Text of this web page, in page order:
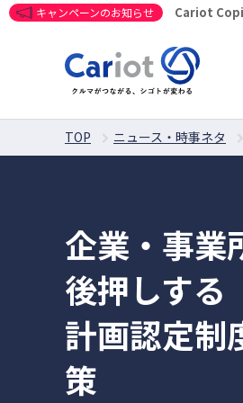
キャンペーンのお知らせ Cariot
TOP ニュース・時事ネタ
企業・事業
後押しする
計画認定制
策